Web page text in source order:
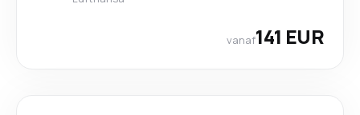
vanaf141 EUR